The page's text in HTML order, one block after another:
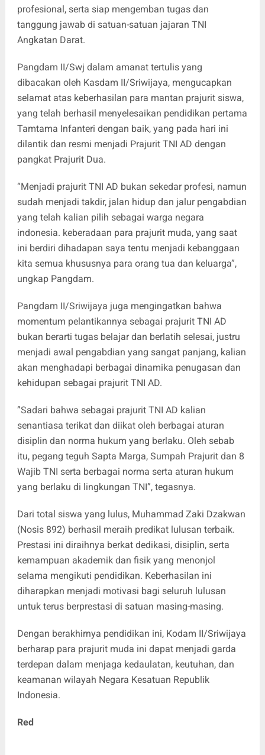
profesional, serta siap mengemban tugas dan
tanggung jawab di satuan-satuan jajaran TNI
Angkatan Darat.
Pangdam II/Swj dalam amanat tertulis yang
dibacakan oleh Kasdam II/Sriwijaya, mengucapkan
selamat atas keberhasilan para mantan prajurit siswa,
yang telah berhasil menyelesaikan pendidikan pertama
Tamtama Infanteri dengan baik, yang pada hari ini
dilantik dan resmi menjadi Prajurit TNI AD dengan
pangkat Prajurit Dua.
“Menjadi prajurit TNI AD bukan sekedar profesi, namun
sudah menjadi takdir, jalan hidup dan jalur pengabdian
yang telah kalian pilih sebagai warga negara
indonesia. keberadaan para prajurit muda, yang saat
ini berdiri dihadapan saya tentu menjadi kebanggaan
kita semua khususnya para orang tua dan keluarga”,
ungkap Pangdam.
Pangdam II/Sriwijaya juga mengingatkan bahwa
momentum pelantikannya sebagai prajurit TNI AD
bukan berarti tugas belajar dan berlatih selesai, justru
menjadi awal pengabdian yang sangat panjang, kalian
akan menghadapi berbagai dinamika penugasan dan
kehidupan sebagai prajurit TNI AD.
”Sadari bahwa sebagai prajurit TNI AD kalian
senantiasa terikat dan diikat oleh berbagai aturan
disiplin dan norma hukum yang berlaku. Oleh sebab
itu, pegang teguh Sapta Marga, Sumpah Prajurit dan 8
Wajib TNI serta berbagai norma serta aturan hukum
yang berlaku di lingkungan TNI”, tegasnya.
Dari total siswa yang lulus, Muhammad Zaki Dzakwan
(Nosis 892) berhasil meraih predikat lulusan terbaik.
Prestasi ini diraihnya berkat dedikasi, disiplin, serta
kemampuan akademik dan fisik yang menonjol
selama mengikuti pendidikan. Keberhasilan ini
diharapkan menjadi motivasi bagi seluruh lulusan
untuk terus berprestasi di satuan masing-masing.
Dengan berakhirnya pendidikan ini, Kodam II/Sriwijaya
berharap para prajurit muda ini dapat menjadi garda
terdepan dalam menjaga kedaulatan, keutuhan, dan
keamanan wilayah Negara Kesatuan Republik
Indonesia.
Red